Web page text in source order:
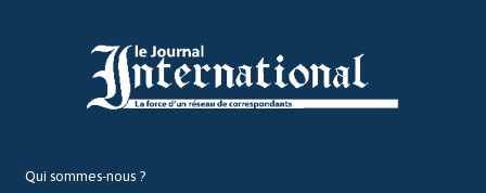
Qui sommes-nous ?